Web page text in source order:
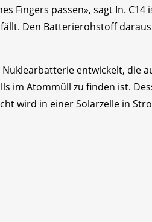
Fingers passen», sagt In. C14
Den Batterierohstoff
entwickelt, die
im Atommüll zu finden ist.
wird in einer Solarzelle in